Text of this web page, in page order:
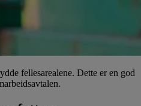
fellesarealene. Dette er en god